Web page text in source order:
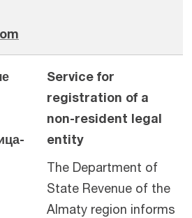
Service for
registration of a
non-resident legal
entity
The Department of
State Revenue of the
Almaty region informs